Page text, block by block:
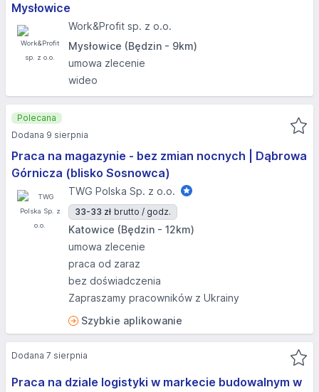
Mysłowice
Work&Profit sp. z o.o.
Mysłowice (Będzin - 9km)
umowa zlecenie
wideo
Praca na magazynie - bez zmian nocnych | Dąbrowa
Górnicza (blisko Sosnowca)
TWG Polska Sp. z o.o.
33-33 zł brutto / godz.
Katowice (Będzin - 12km)
umowa zlecenie
praca od zaraz
bez doświadczenia
Zapraszamy pracowników z Ukrainy
Szybkie aplikowanie
Polecana
Dodana 9 sierpnia
Praca na dziale logistyki w markecie budowalnym w
Dodana 7 sierpnia